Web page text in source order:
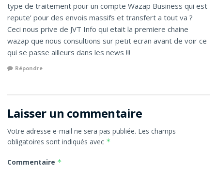
type de traitement pour un compte Wazap Business qui est
repute’ pour des envois massifs et transfert a tout va ?
Ceci nous prive de JVT Info qui etait la premiere chaine
wazap que nous consultions sur petit ecran avant de voir ce
qui se passe ailleurs dans les news !!!
Répondre
Laisser un commentaire
Votre adresse e-mail ne sera pas publiée. Les champs
obligatoires sont indiqués avec *
Commentaire *